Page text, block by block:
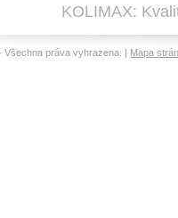
KOLIMAX:
Všechna práva vyhrazena. | Mapa